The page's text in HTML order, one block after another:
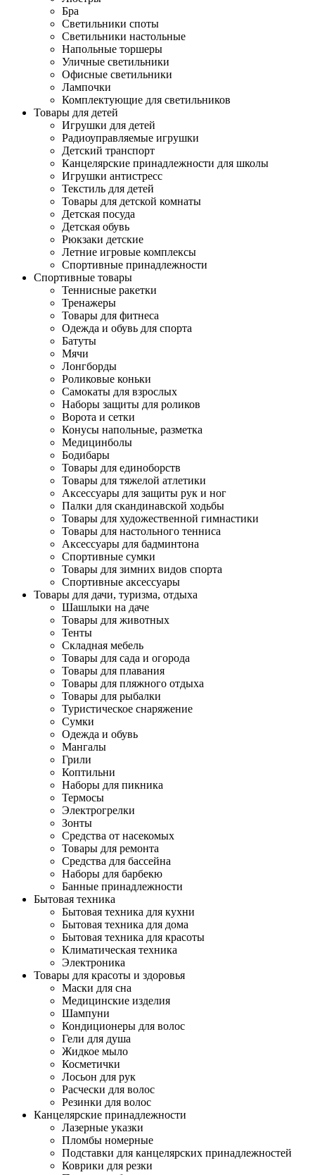
Бра
Светильники споты
Светильники настольные
Напольные торшеры
Уличные светильники
Офисные светильники
Лампочки
Комплектующие для светильников
Товары для детей
Игрушки для детей
Радиоуправляемые игрушки
Детский транспорт
Канцелярские принадлежности для школы
Игрушки антистресс
Текстиль для детей
Товары для детской комнаты
Детская посуда
Детская обувь
Рюкзаки детские
Летние игровые комплексы
Спортивные принадлежности
Спортивные товары
Теннисные ракетки
Тренажеры
Товары для фитнеса
Одежда и обувь для спорта
Батуты
Мячи
Лонгборды
Роликовые коньки
Самокаты для взрослых
Наборы защиты для роликов
Ворота и сетки
Конусы напольные, разметка
Медицинболы
Бодибары
Товары для единоборств
Товары для тяжелой атлетики
Аксессуары для защиты рук и ног
Палки для скандинавской ходьбы
Товары для художественной гимнастики
Товары для настольного тенниса
Аксессуары для бадминтона
Спортивные сумки
Товары для зимних видов спорта
Спортивные аксессуары
Товары для дачи, туризма, отдыха
Шашлыки на даче
Товары для животных
Тенты
Складная мебель
Товары для сада и огорода
Товары для плавания
Товары для пляжного отдыха
Товары для рыбалки
Туристическое снаряжение
Сумки
Одежда и обувь
Мангалы
Грили
Коптильни
Наборы для пикника
Термосы
Электрогрелки
Зонты
Средства от насекомых
Товары для ремонта
Средства для бассейна
Наборы для барбекю
Банные принадлежности
Бытовая техника
Бытовая техника для кухни
Бытовая техника для дома
Бытовая техника для красоты
Климатическая техника
Электроника
Товары для красоты и здоровья
Маски для сна
Медицинские изделия
Шампуни
Кондиционеры для волос
Гели для душа
Жидкое мыло
Косметички
Лосьон для рук
Расчески для волос
Резинки для волос
Канцелярские принадлежности
Лазерные указки
Пломбы номерные
Подставки для канцелярских принадлежностей
Коврики для резки